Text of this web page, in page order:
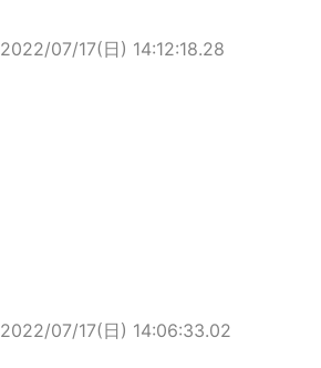
2022/07/17(日) 14:12:18.28
2022/07/17(日) 14:06:33.02